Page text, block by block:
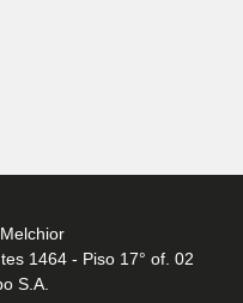
1464 - Piso 17° of. 02
S.A.